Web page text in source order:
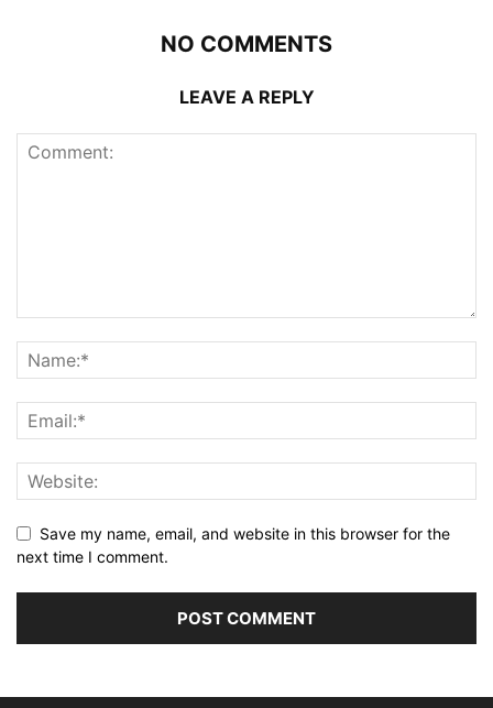
NO COMMENTS
LEAVE A REPLY
Save my name, email, and website in this browser for the
next time I comment.